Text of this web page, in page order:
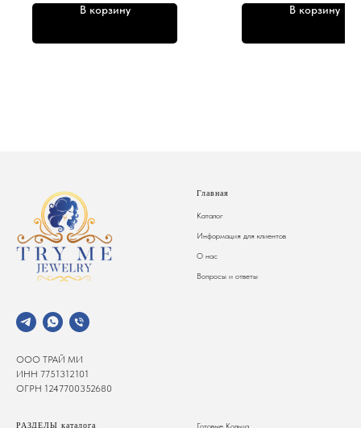
В корзину В корзину
ООО ТРАЙ МИ
ИНН 7751312101
ОГРН 1247700352680
Главная
Каталог
Информация для клиентов
О нас
Вопросы и ответы
РАЗДЕЛЫ каталога Готовые Кольца